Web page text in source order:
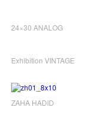
24×30 ANALOG
Exhibition VINTAGE
ZAHA HADID